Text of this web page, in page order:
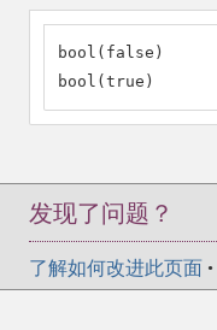
bool(false)
bool(true)
发现了问题？
了解如何改进此页面 •